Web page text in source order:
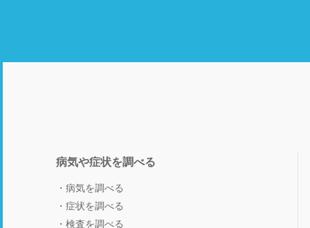
病気や症状を調べる
病気を調べる
症状を調べる
検査を調べる